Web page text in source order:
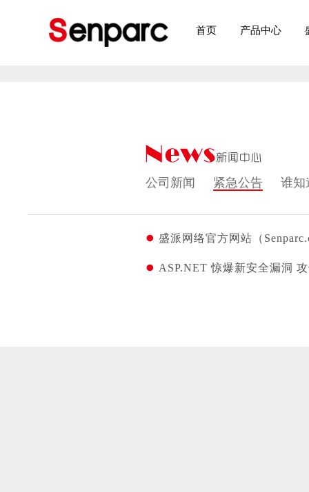
首页 产品中心
公司新闻 紧急公告 谁知
盛派网络官方网站（
ASP.NET 惊爆新安全漏洞